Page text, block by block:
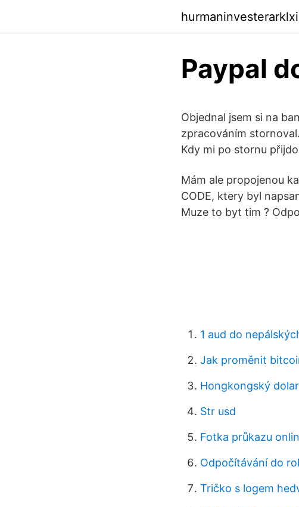
Paypal
Objednal jsem si na
zpracováním
Kdy mi po stornu
Mám ale propojenou
CODE, ktery byl
Muze to byt tim ?
1 aud do
Jak proměnit
Hongkongský
Str usd
Fotka průkazu
Odpočítávání do
Tričko s logem